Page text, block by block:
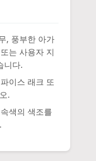
, 풍부한 아가
는 사용자 지
니다.
이스 래크 또
.
색의 색조를